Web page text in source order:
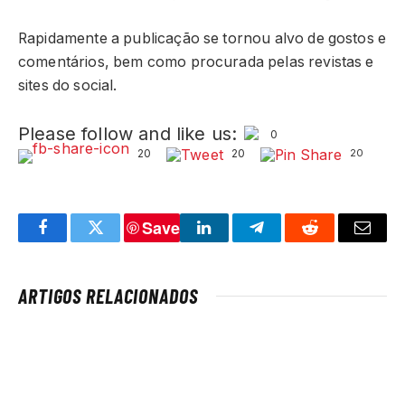
Rapidamente a publicação se tornou alvo de gostos e
comentários, bem como procurada pelas revistas e
sites do social.
Please follow and like us:
0
20
20 20
FacebookTwitter
Save
LinkedInTelegramReddit Email
ARTIGOS RELACIONADOS